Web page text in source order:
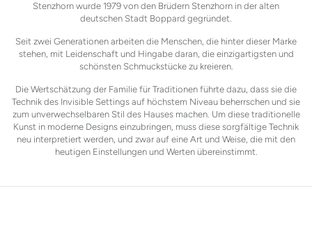
Stenzhorn wurde 1979 von den Brüdern Stenzhorn in der alten
deutschen Stadt Boppard gegründet.
Seit zwei Generationen arbeiten die Menschen, die hinter dieser Marke
stehen, mit Leidenschaft und Hingabe daran, die einzigartigsten und
schönsten Schmuckstücke zu kreieren.
Die Wertschätzung der Familie für Traditionen führte dazu, dass sie die
Technik des Invisible Settings auf höchstem Niveau beherrschen und sie
zum unverwechselbaren Stil des Hauses machen. Um diese traditionelle
Kunst in moderne Designs einzubringen, muss diese sorgfältige Technik
neu interpretiert werden, und zwar auf eine Art und Weise, die mit den
heutigen Einstellungen und Werten übereinstimmt.